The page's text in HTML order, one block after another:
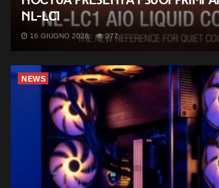
NL-LC1
16 GIUGNO 2026 277
NEWS